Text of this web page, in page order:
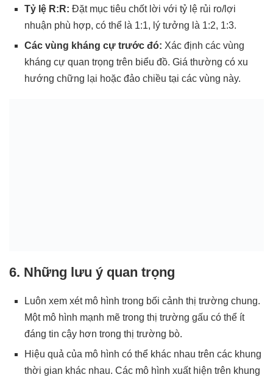
Tỷ lệ R:R: Đặt mục tiêu chốt lời với tỷ lệ rủi ro/lợi
nhuận phù hợp, có thể là 1:1, lý tưởng là 1:2, 1:3.
Các vùng kháng cự trước đó: Xác định các vùng
kháng cự quan trọng trên biểu đồ. Giá thường có xu
hướng chững lại hoặc đảo chiều tại các vùng này.
6. Những lưu ý quan trọng
Luôn xem xét mô hình trong bối cảnh thị trường chung.
Một mô hình mạnh mẽ trong thị trường gấu có thể ít
đáng tin cậy hơn trong thị trường bò.
Hiệu quả của mô hình có thể khác nhau trên các khung
thời gian khác nhau. Các mô hình xuất hiện trên khung